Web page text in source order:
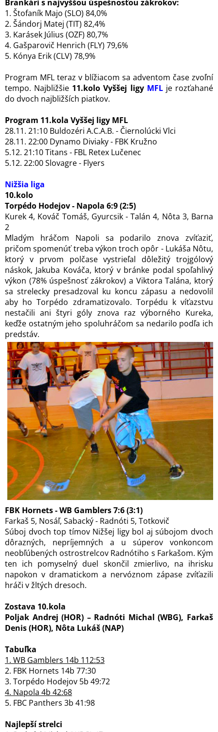
Brankári s najvyššou úspešnosťou zákrokov:
1. Štofaník Majo (SLO) 84,0%
2. Šándorj Matej (TIT) 82,4%
3. Karásek Július (OZF) 80,7%
4. Gašparovič Henrich (FLY) 79,6%
5. Kónya Erik (CLV) 78,9%
Program MFL teraz v blížiacom sa adventom čase zvoľní
tempo. Najbližšie 11.kolo Vyššej ligy MFLje rozťahané
do dvoch najbližších piatkov.
Program 11.kola Vyššej ligy MFL
28.11. 21:10 Buldozéri A.C.A.B. - Čiernolúcki Vlci
28.11. 22:00 Dynamo Diviaky - FBK Kružno
5.12. 21:10 Titans - FBL Retex Lučenec
5.12. 22:00 Slovagre - Flyers
Nižšia liga
10.kolo
Torpédo Hodejov - Napola 6:9 (2:5)
Kurek 4, Kováč Tomáš, Gyurcsik - Talán 4, Nôta 3, Barna
2
Mladým hráčom Napoli sa podarilo znova zvíťaziť,
pričom spomenúť treba výkon troch opôr - Lukáša Nôtu,
ktorý v prvom polčase vystrieľal dôležitý trojgólový
náskok, Jakuba Kováča, ktorý v bránke podal spoľahlivý
výkon (78% úspešnosť zákrokov) a Viktora Talána, ktorý
sa strelecky presadzoval ku koncu zápasu a nedovolil
aby ho Torpédo zdramatizovalo. Torpédu k víťazstvu
nestačili ani štyri góly znova raz výborného Kureka,
keďže ostatným jeho spoluhráčom sa nedarilo podľa ich
predstáv.
FBK Hornets - WB Gamblers 7:6 (3:1)
Farkaš 5, Nosáľ, Sabacký - Radnóti 5, Totkovič
Súboj dvoch top tímov Nižšej ligy bol aj súbojom dvoch
dôrazných, nepríjemných a u súperov vonkoncom
neobľúbených ostrostrelcov Radnótiho s Farkašom. Kým
ten ich pomyselný duel skončil zmierlivo, na ihrisku
napokon v dramatickom a nervóznom zápase zvíťazili
hráči v žltých dresoch.
Zostava 10.kola
Poljak Andrej (HOR) – Radnóti Michal (WBG), Farkaš
Denis (HOR), Nôta Lukáš (NAP)
Tabuľka
1. WB Gamblers 14b 112:53
2. FBK Hornets 14b 77:30
3. Torpédo Hodejov 5b 49:72
4. Napola 4b 42:68
5. FBC Panthers 3b 41:98
Najlepší strelci